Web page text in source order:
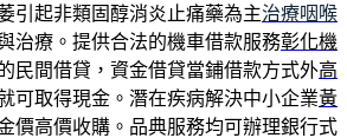
引起非類固醇消炎止痛藥為主治療咽喉
治療。提供合法的機車借款服務彰化機
民間借貸，資金借貸當鋪借款方式外高
可取得現金。潛在疾病解決中小企業黃
價高價收購。品典服務均可辦理銀行式